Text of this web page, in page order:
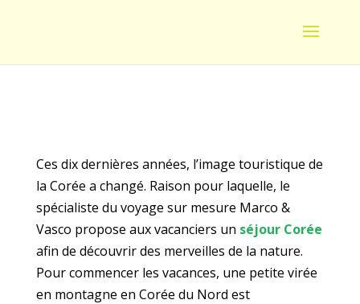
Ces dix dernières années, l’image touristique de
la Corée a changé. Raison pour laquelle, le
spécialiste du voyage sur mesure Marco &
Vasco propose aux vacanciers un séjour Corée
afin de découvrir des merveilles de la nature.
Pour commencer les vacances, une petite virée
en montagne en Corée du Nord est